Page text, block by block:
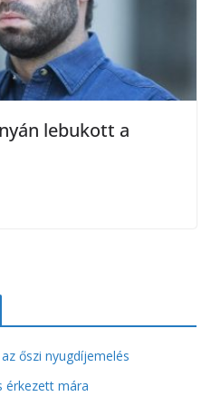
lebukott a
őszi nyugdíjemelés
érkezett mára